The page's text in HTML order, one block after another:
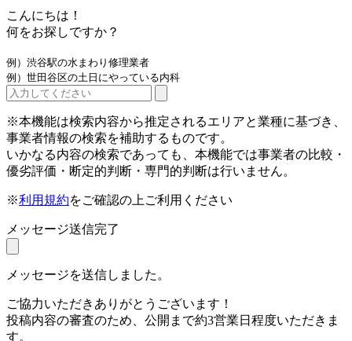
こんにちは！
何をお探しですか？
例）渋谷駅の水まわり修理業者
例）世田谷区の土日にやっている内科
※本機能は検索内容から推定されるエリアと業種に基づき、
事業者情報の検索を補助するものです。
いかなる内容の検索であっても、本機能では事業者の比較・
優劣評価・断定的判断・専門的判断は行いません。
※利用規約をご確認の上ご利用ください
メッセージ送信完了
メッセージを送信しました。
ご協力いただきありがとうございます！
投稿内容の審査のため、公開まで約3営業日程度いただきま
す。